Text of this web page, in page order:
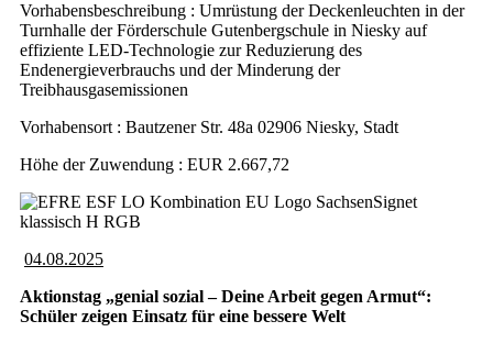
Vorhabensbeschreibung : Umrüstung der Deckenleuchten in der
Turnhalle der Förderschule Gutenbergschule in Niesky auf
effiziente LED-Technologie zur Reduzierung des
Endenergieverbrauchs und der Minderung der
Treibhausgasemissionen
Vorhabensort : Bautzener Str. 48a 02906 Niesky, Stadt
Höhe der Zuwendung : EUR 2.667,72
04.08.2025
Aktionstag „genial sozial – Deine Arbeit gegen Armut“:
Schüler zeigen Einsatz für eine bessere Welt